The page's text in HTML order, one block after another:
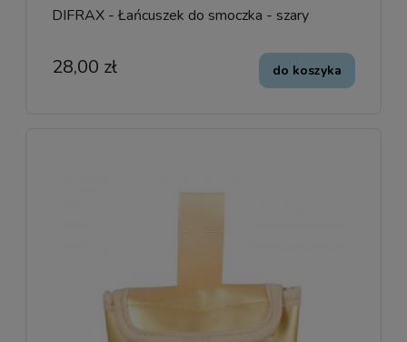
DIFRAX - Łańcuszek do smoczka - szary
28,00 zł do koszyka